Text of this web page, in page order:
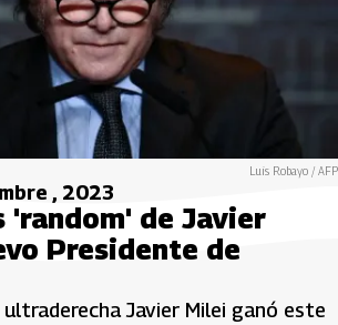
Luis Robayo / AFP
, 2023
'random' de Javier
Presidente de
Javier Milei ganó este